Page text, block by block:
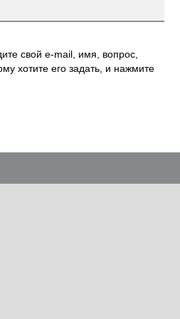
свой e-mail, имя, вопрос,
хотите его задать, и нажмите